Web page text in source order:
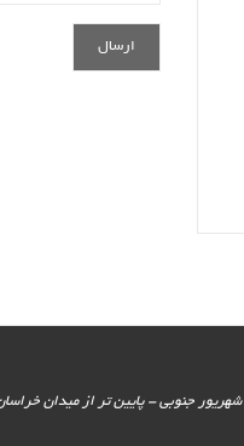
آدرس نمایشگاه : ایران - تهران - خیابان 17 شهریور جنوبی - پایین تر از